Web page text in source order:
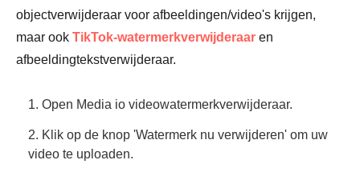
objectverwijderaar voor afbeeldingen/video's krijgen,
maar ook TikTok-watermerkverwijderaar en
afbeeldingtekstverwijderaar.
1. Open Media io videowatermerkverwijderaar.
2. Klik op de knop 'Watermerk nu verwijderen' om uw
video te uploaden.